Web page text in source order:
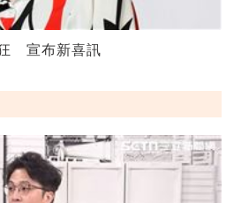
宣布新喜訊